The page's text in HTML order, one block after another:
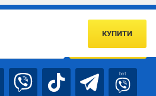
КУПИТИ
першим про акції та пропозиції
ПІДПИСАТИСЯ
bot